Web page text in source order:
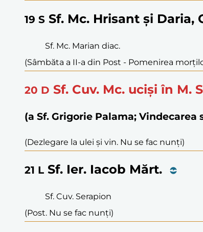
19 S Sf. Mc. Hrisant și Daria,
Sf. Mc. Marian diac.
(Sâmbăta a II-a din Post - Pomenirea
20 D Sf. Cuv. Mc. uciși în M.
(a Sf. Grigorie Palama;
(Dezlegare la ulei și vin. Nu se fac nunți)
21 L Sf. Ier. Iacob Mărt.
Sf. Cuv. Serapion
(Post. Nu se fac nunți)